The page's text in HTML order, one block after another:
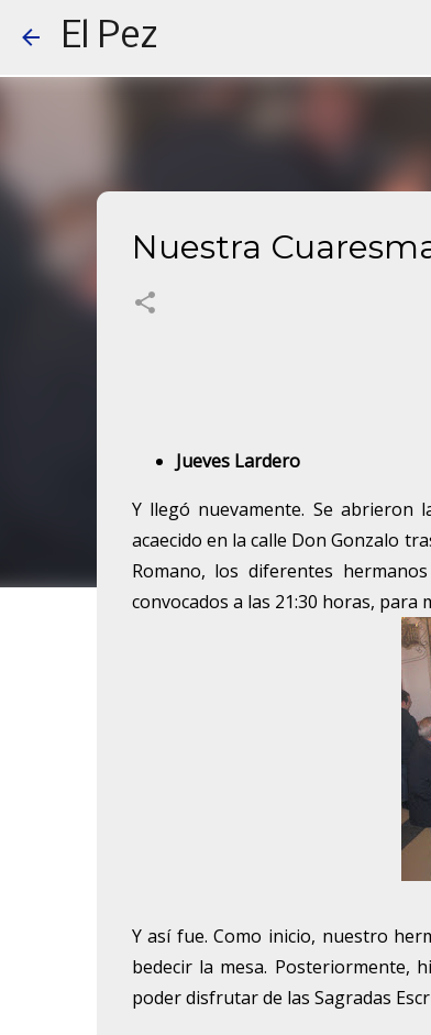
El Pez
Nuestra
Jueves Lardero
Y llegó nuevamente. Se abrieron
acaecido en la calle Don Gonzalo
Romano, los diferentes
convocados a las 21:30 horas,
Y así fue. Como inicio, nuestro
bedecir la mesa. Posteriormente,
poder disfrutar de las Sagradas